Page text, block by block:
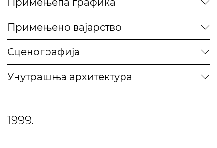
Примењепа графика
Примењено вајарство
Сценографија
Унутрашња архитектура
1999.